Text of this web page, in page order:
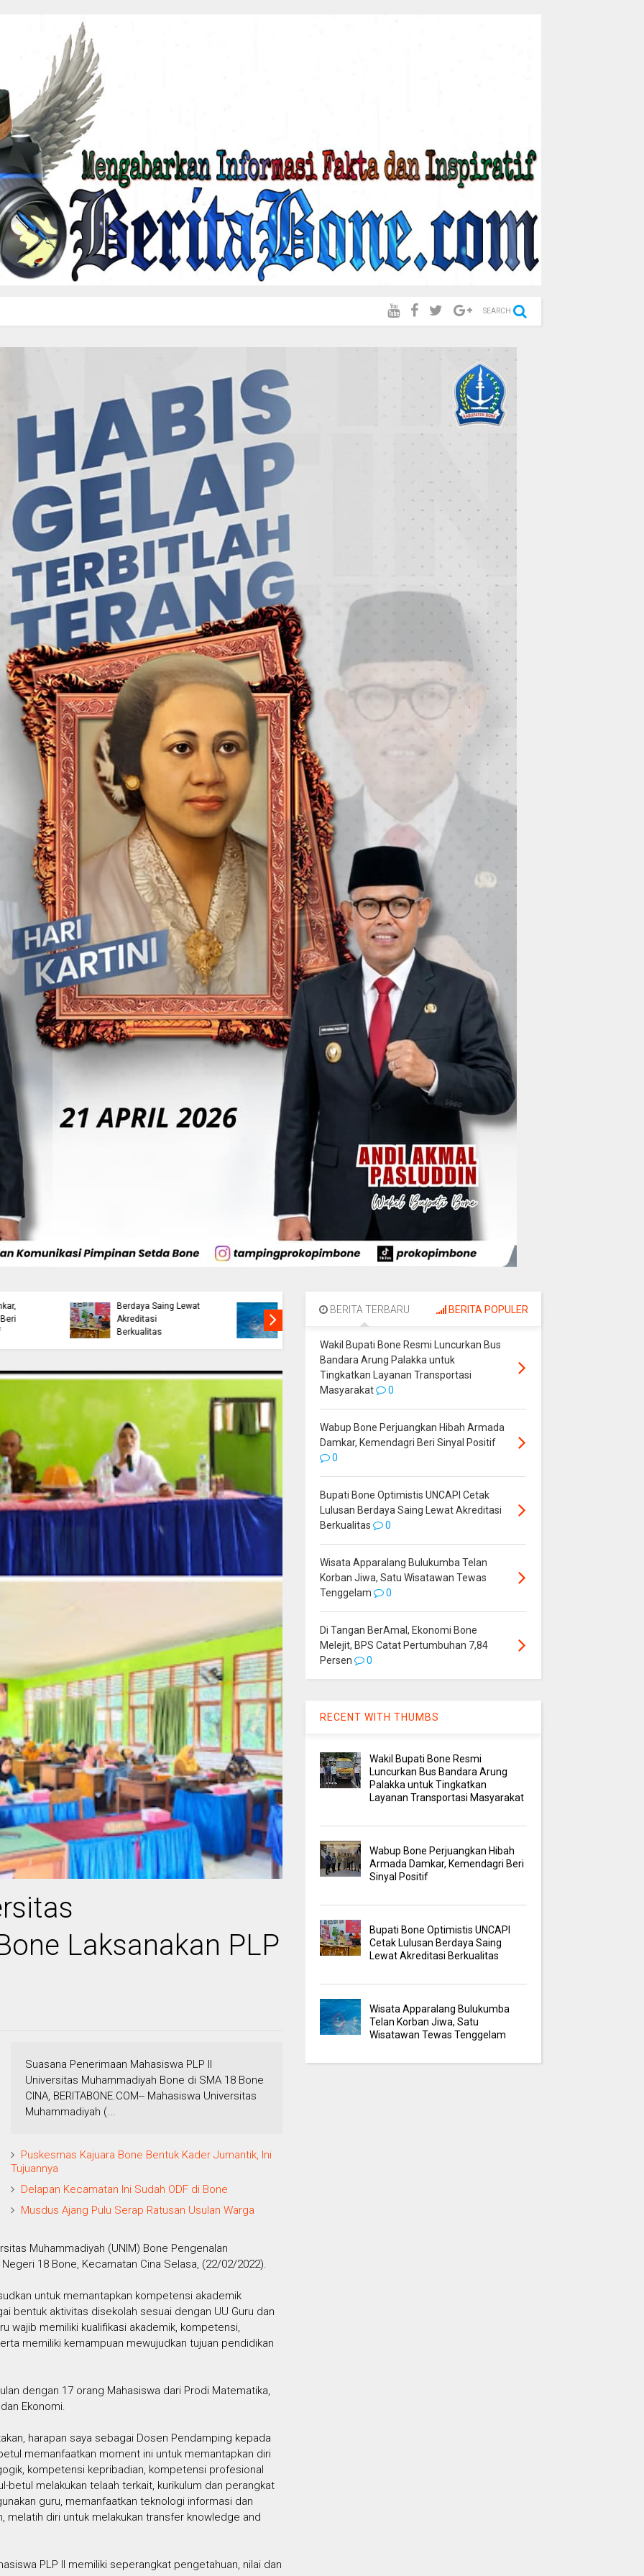
SEARCH
Melejit, BPS Catat
Pertumbuhan 7,84
Kepulangan 393
Jemaah Haji dari
Wakil Bupati Bone
Resmi Luncurkan
Tingkatkan Layanan
Armada Damkar,
Laksanakan PLP
Suasana Penerimaan Mahasiswa PLP II
Universitas Muhammadiyah Bone di SMA 18 Bone
CINA, BERITABONE.COM-- Mahasiswa Universitas
Muhammadiyah (...
Puskesmas Kajuara Bone Bentuk Kader Jumantik, Ini
Tujuannya
Delapan Kecamatan Ini Sudah ODF di Bone
Musdus Ajang Pulu Serap Ratusan Usulan Warga
Muhammadiyah (UNIM) Bone Pengenalan
18 Bone, Kecamatan Cina Selasa, (22/02/2022).
untuk memantapkan kompetensi akademik
bentuk aktivitas disekolah sesuai dengan UU Guru dan
wajib memiliki kualifikasi akademik, kompetensi,
memiliki kemampuan mewujudkan tujuan pendidikan
dengan 17 orang Mahasiswa dari Prodi Matematika,
Ekonomi.
harapan saya sebagai Dosen Pendamping kepada
memanfaatkan moment ini untuk memantapkan diri
kompetensi kepribadian, kompetensi profesional
betul melakukan telaah terkait, kurikulum dan perangkat
guru, memanfaatkan teknologi informasi dan
melatih diri untuk melakukan transfer knowledge and
PLP II memiliki seperangkat pengetahuan, nilai dan
BERITA TERBARU BERITA POPULER
Wakil Bupati Bone Resmi Luncurkan Bus
Bandara Arung Palakka untuk
Tingkatkan Layanan Transportasi
Masyarakat
0
Wabup Bone Perjuangkan Hibah Armada
Damkar, Kemendagri Beri Sinyal Positif
0
Bupati Bone Optimistis UNCAPI Cetak
Lulusan Berdaya Saing Lewat Akreditasi
Berkualitas
0
Wisata Apparalang Bulukumba Telan
Korban Jiwa, Satu Wisatawan Tewas
Tenggelam
0
Di Tangan BerAmal, Ekonomi Bone
Melejit, BPS Catat Pertumbuhan 7,84
Persen
0
RECENT WITH THUMBS
Wakil Bupati Bone Resmi
Luncurkan Bus Bandara Arung
Palakka untuk Tingkatkan
Layanan Transportasi Masyarakat
Wabup Bone Perjuangkan Hibah
Armada Damkar, Kemendagri Beri
Sinyal Positif
Bupati Bone Optimistis UNCAPI
Cetak Lulusan Berdaya Saing
Lewat Akreditasi Berkualitas
Wisata Apparalang Bulukumba
Telan Korban Jiwa, Satu
Wisatawan Tewas Tenggelam